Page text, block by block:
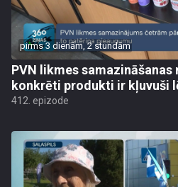
pirms 3 dienām, 2 stundām
PVN likmes
konkrēti produkti ir kļuvuši
412. epizode